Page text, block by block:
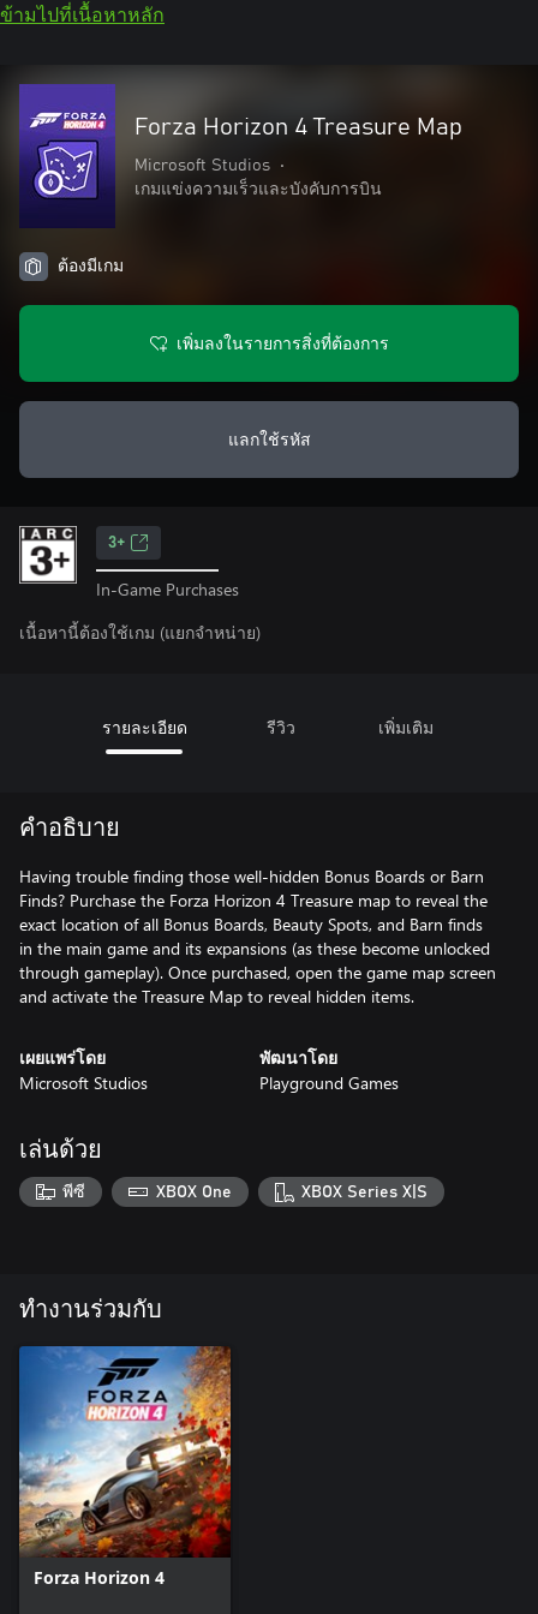
ข้ามไปที่เนื้อหาหลัก
Forza Horizon 4 Treasure Map
Microsoft Studios
•
เกมแข่งความเร็วและบังคับการบิน
ต้องมีเกม
เพิ่มลงในรายการสิ่งที่ต้องการ
แลกใช้รหัส
3+
In-Game Purchases
เนื้อหานี้ต้องใช้เกม (แยกจำหน่าย)
รายละเอียด รีวิว เพิ่มเติม
คำอธิบาย
Having trouble finding those well-hidden Bonus Boards or Barn
Finds? Purchase the Forza Horizon 4 Treasure map to reveal the
exact location of all Bonus Boards, Beauty Spots, and Barn finds
in the main game and its expansions (as these become unlocked
through gameplay). Once purchased, open the game map screen
and activate the Treasure Map to reveal hidden items.
เผยแพร่โดย
Microsoft Studios
พัฒนาโดย
Playground Games
เล่นด้วย
พีซี XBOX One XBOX Series X|S
ทำงานร่วมกับ
Forza Horizon 4